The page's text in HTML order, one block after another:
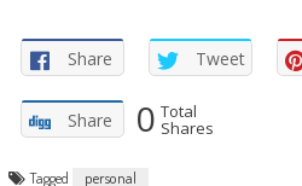
Share Tweet
Share 0 Total
Shares
Tagged personal